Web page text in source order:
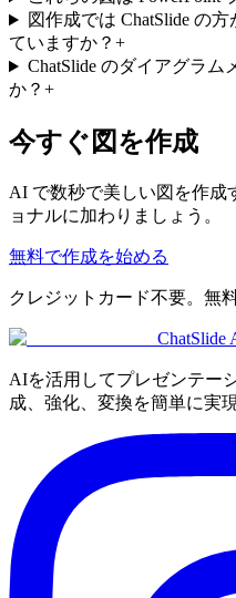
図作成では ChatSlide の
ていますか？ +
ChatSlide のダイアグラ
か？ +
今すぐ図を作成
AI で数秒で美しい図を作成
ョナルに加わりましょう。
無料で作成を始める
クレジットカード不要。無
ChatSlide
AIを活用してプレゼンテー
成、強化、変換を簡単に実